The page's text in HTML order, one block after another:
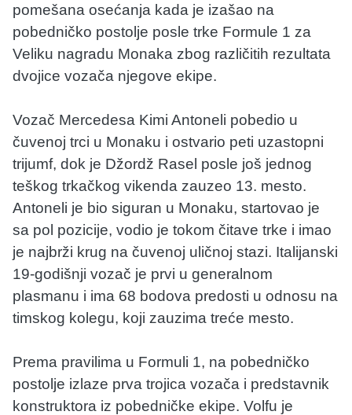
pomešana osećanja kada je izašao na
pobedničko postolje posle trke Formule 1 za
Veliku nagradu Monaka zbog različitih rezultata
dvojice vozača njegove ekipe.
Vozač Mercedesa Kimi Antoneli pobedio u
čuvenoj trci u Monaku i ostvario peti uzastopni
trijumf, dok je Džordž Rasel posle još jednog
teškog trkačkog vikenda zauzeo 13. mesto.
Antoneli je bio siguran u Monaku, startovao je
sa pol pozicije, vodio je tokom čitave trke i imao
je najbrži krug na čuvenoj uličnoj stazi. Italijanski
19-godišnji vozač je prvi u generalnom
plasmanu i ima 68 bodova predosti u odnosu na
timskog kolegu, koji zauzima treće mesto.
Prema pravilima u Formuli 1, na pobedničko
postolje izlaze prva trojica vozača i predstavnik
konstruktora iz pobedničke ekipe. Volfu je